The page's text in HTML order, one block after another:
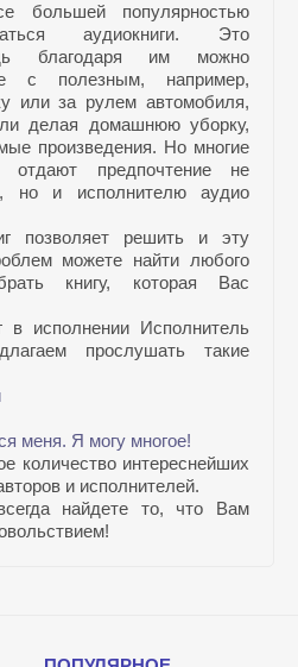
популярностью
аудиокниги. Это
благодаря им можно
с полезным, например,
или за рулем автомобиля,
делая домашнюю уборку,
произведения. Но многие
отдают предпочтение не
но и исполнителю аудио
позволяет решить и эту
можете найти любого
книгу, которая Вас
в исполнении Исполнитель
прослушать такие
меня. Я могу многое!
количество интереснейших
и исполнителей.
найдете то, что Вам